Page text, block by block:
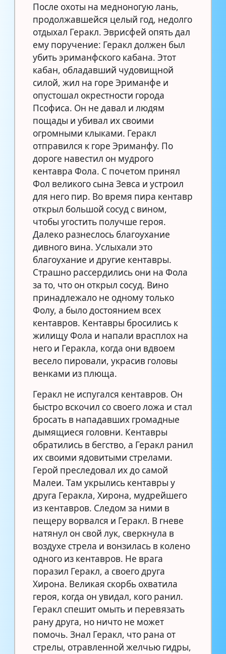
После охоты на медноногую лань,
продолжавшейся целый год, недолго
отдыхал Геракл. Эврисфей опять дал
ему поручение: Геракл должен был
убить эриманфского кабана. Этот
кабан, обладавший чудовищной
силой, жил на горе Эриманфе и
опустошал окрестности города
Псофиса. Он не давал и людям
пощады и убивал их своими
огромными клыками. Геракл
отправился к горе Эриманфу. По
дороге навестил он мудрого
кентавра Фола. С почетом принял
Фол великого сына Зевса и устроил
для него пир. Во время пира кентавр
открыл большой сосуд с вином,
чтобы угостить получше героя.
Далеко разнеслось благоухание
дивного вина. Услыхали это
благоухание и другие кентавры.
Страшно рассердились они на Фола
за то, что он открыл сосуд. Вино
принадлежало не одному только
Фолу, а было достоянием всех
кентавров. Кентавры бросились к
жилищу Фола и напали врасплох на
него и Геракла, когда они вдвоем
весело пировали, украсив головы
венками из плюща.
Геракл не испугался кентавров. Он
быстро вскочил со своего ложа и стал
бросать в нападавших громадные
дымящиеся головни. Кентавры
обратились в бегство, а Геракл ранил
их своими ядовитыми стрелами.
Герой преследовал их до самой
Малеи. Там укрылись кентавры у
друга Геракла, Хирона, мудрейшего
из кентавров. Следом за ними в
пещеру ворвался и Геракл. В гневе
натянул он свой лук, сверкнула в
воздухе стрела и вонзилась в колено
одного из кентавров. Не врага
поразил Геракл, а своего друга
Хирона. Великая скорбь охватила
героя, когда он увидал, кого ранил.
Геракл спешит омыть и перевязать
рану друга, но ничто не может
помочь. Знал Геракл, что рана от
стрелы, отравленной желчью гидры,